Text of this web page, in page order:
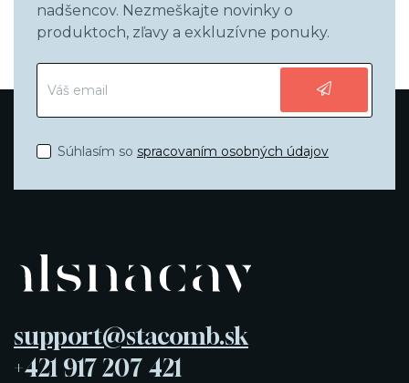
nadšencov. Nezmeškajte novinky o
produktoch, zľavy a exkluzívne ponuky.
Súhlasím so spracovaním osobných údajov
support@stacomb.sk
+421 917 207 421